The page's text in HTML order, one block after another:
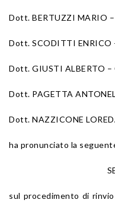
Dott. BERTUZZI MARIO
Dott. SCODITTI ENRICO
Dott. GIUSTI ALBERTO –
Dott. PAGETTA
Dott. NAZZICONE
ha pronunciato la
sul procedimento di